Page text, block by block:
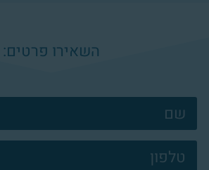
השאירו פרטים:
צרו
קשר
פוטר